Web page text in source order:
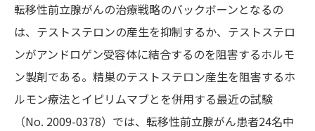
転移性前立腺がんの治療戦略のバックボーンとなるの
は、テストステロンの産生を抑制するか、テストステロ
ンがアンドロゲン受容体に結合するのを阻害するホルモ
ン製剤である。精巣のテストステロン産生を阻害するホ
ルモン療法とイピリムマブとを併用する最近の試験
（No. 2009-0378）では、転移性前立腺がん患者24名中